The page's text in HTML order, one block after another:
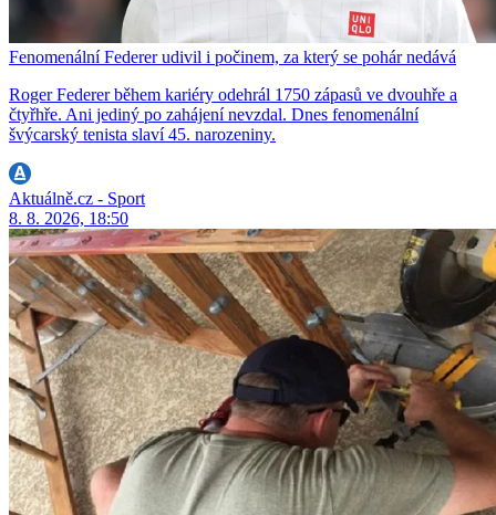
Fenomenální Federer udivil i počinem, za který se pohár nedává
Roger Federer během kariéry odehrál 1750 zápasů ve dvouhře a
čtyřhře. Ani jediný po zahájení nevzdal. Dnes fenomenální
švýcarský tenista slaví 45. narozeniny.
Aktuálně.cz - Sport
8. 8. 2026, 18:50